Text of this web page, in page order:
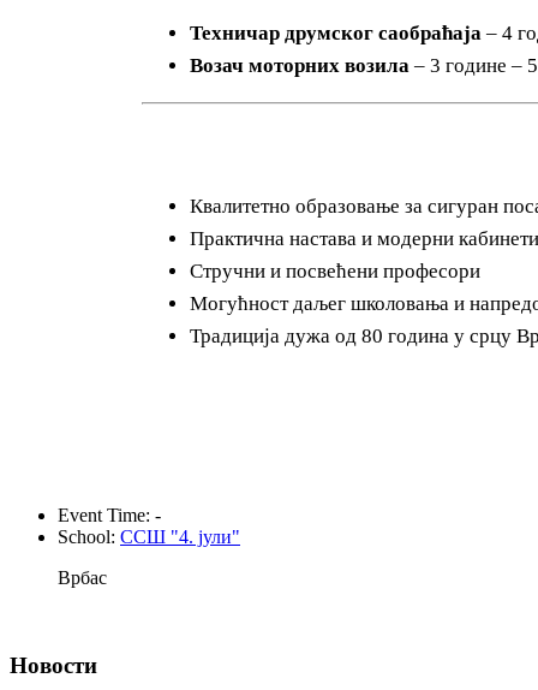
Техничар друмског саобраћаја – 4
Возач моторних возила – 3 године –
Квалитетно образовање за сигуран
Практична настава и модерни кабинети
Стручни и посвећени професори
Могућност даљег школовања и
Традиција дужа од 80 година у срцу
Event Time: -
School: ССШ "4. јули"
Врбас
Новости